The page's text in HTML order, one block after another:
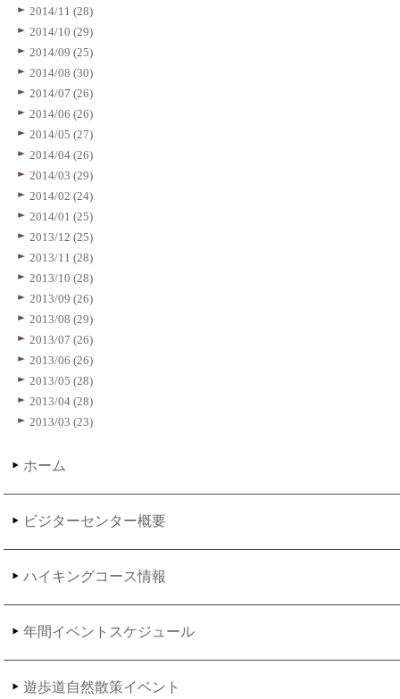
2014/11 (28)
2014/10 (29)
2014/09 (25)
2014/08 (30)
2014/07 (26)
2014/06 (26)
2014/05 (27)
2014/04 (26)
2014/03 (29)
2014/02 (24)
2014/01 (25)
2013/12 (25)
2013/11 (28)
2013/10 (28)
2013/09 (26)
2013/08 (29)
2013/07 (26)
2013/06 (26)
2013/05 (28)
2013/04 (28)
2013/03 (23)
ホーム
ビジターセンター概要
ハイキングコース情報
年間イベントスケジュール
遊歩道自然散策イベント